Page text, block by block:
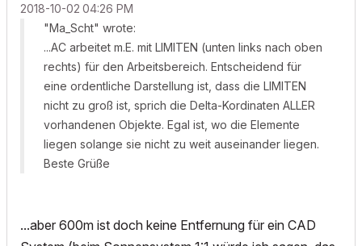
‎2018-10-02 04:26 PM
"Ma_Scht" wrote:
...AC arbeitet m.E. mit LIMITEN (unten links nach oben
rechts) für den Arbeitsbereich. Entscheidend für
eine ordentliche Darstellung ist, dass die LIMITEN
nicht zu groß ist, sprich die Delta-Kordinaten ALLER
vorhandenen Objekte. Egal ist, wo die Elemente
liegen solange sie nicht zu weit auseinander liegen.
Beste Grüße
...aber 600m ist doch keine Entfernung für ein CAD